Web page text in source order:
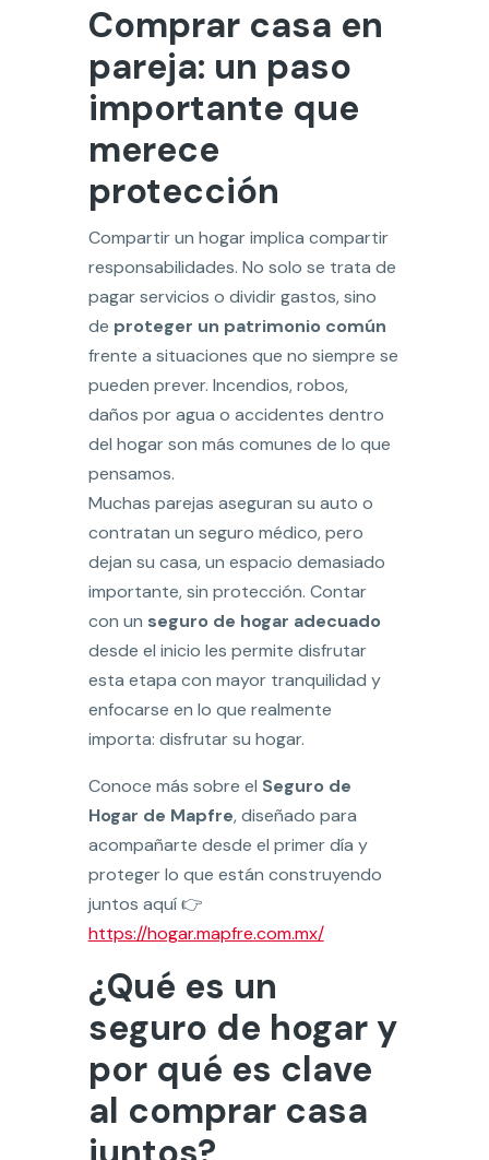
Comprar casa en
pareja: un paso
importante que
merece
protección
Compartir un hogar implica compartir
responsabilidades. No solo se trata de
pagar servicios o dividir gastos, sino
de proteger un patrimonio común
frente a situaciones que no siempre se
pueden prever. Incendios, robos,
daños por agua o accidentes dentro
del hogar son más comunes de lo que
pensamos.
Muchas parejas aseguran su auto o
contratan un seguro médico, pero
dejan su casa, un espacio demasiado
importante, sin protección. Contar
con un seguro de hogar adecuado
desde el inicio les permite disfrutar
esta etapa con mayor tranquilidad y
enfocarse en lo que realmente
importa: disfrutar su hogar.
Conoce más sobre el Seguro de
Hogar de Mapfre, diseñado para
acompañarte desde el primer día y
proteger lo que están construyendo
juntos aquí 👉
https://hogar.mapfre.com.mx/
¿Qué es un
seguro de hogar y
por qué es clave
al comprar casa